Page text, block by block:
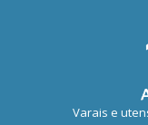
Varais e